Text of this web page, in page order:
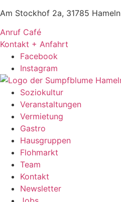
Am Stockhof 2a, 31785 Hameln
Anruf Café
Kontakt + Anfahrt
Facebook
Instagram
Soziokultur
Veranstaltungen
Vermietung
Gastro
Hausgruppen
Flohmarkt
Team
Kontakt
Newsletter